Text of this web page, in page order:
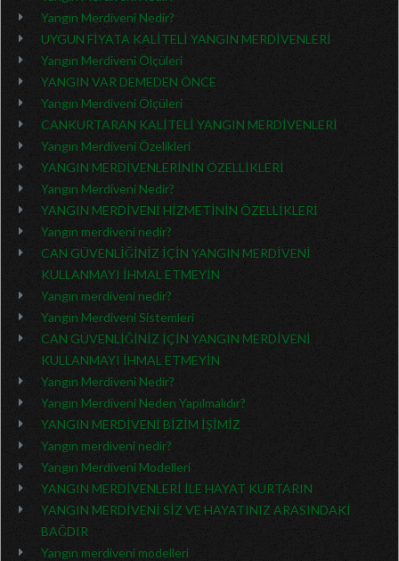
Yangın Merdiveni Nedir?
UYGUN FİYATA KALİTELİ YANGIN MERDİVENLERİ
Yangın Merdiveni Ölçüleri
YANGIN VAR DEMEDEN ÖNCE
Yangın Merdiveni Ölçüleri
CANKURTARAN KALİTELİ YANGIN MERDİVENLERİ
Yangın Merdiveni Özelikleri
YANGIN MERDİVENLERİNİN ÖZELLİKLERİ
Yangın Merdiveni Nedir?
YANGIN MERDİVENİ HİZMETİNİN ÖZELLİKLERİ
Yangın merdiveni nedir?
CAN GÜVENLİĞİNİZ İÇİN YANGIN MERDİVENİ
KULLANMAYI İHMAL ETMEYİN
Yangın merdiveni nedir?
Yangın Merdiveni Sistemleri
CAN GÜVENLİĞİNİZ İÇİN YANGIN MERDİVENİ
KULLANMAYI İHMAL ETMEYİN
Yangın Merdiveni Nedir?
Yangın Merdiveni Neden Yapılmalıdır?
YANGIN MERDİVENİ BİZİM İŞİMİZ
Yangın merdiveni nedir?
Yangın Merdiveni Modelleri
YANGIN MERDİVENLERİ İLE HAYAT KURTARIN
YANGIN MERDİVENİ SİZ VE HAYATINIZ ARASINDAKİ
BAĞDIR
Yangın merdiveni modelleri